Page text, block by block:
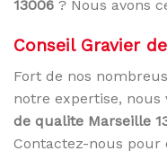
13006 ? Nous avons
Conseil Gravier
Fort de nos
notre expertise, nous
de qualite Marseille
Contactez-nous pour